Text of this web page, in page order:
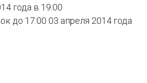
года в 19:00
до 17:00 03 апреля 2014 года